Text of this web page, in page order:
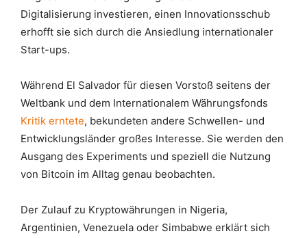
Digitalisierung investieren, einen Innovationsschub
erhofft sie sich durch die Ansiedlung internationaler
Start-ups.
Während El Salvador für diesen Vorstoß seitens der
Weltbank und dem Internationalem Währungsfonds
Kritik erntete, bekundeten andere Schwellen- und
Entwicklungsländer großes Interesse. Sie werden den
Ausgang des Experiments und speziell die Nutzung
von Bitcoin im Alltag genau beobachten.
Der Zulauf zu Kryptowährungen in Nigeria,
Argentinien, Venezuela oder Simbabwe erklärt sich